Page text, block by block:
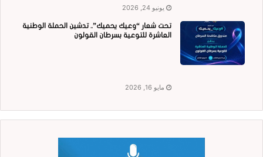
يونيو 24, 2026
تحت شعار “وعيك يحميك”.. تدشين الحملة الوطنية
العاشرة للتوعية بسرطان القولون
مايو 16, 2026